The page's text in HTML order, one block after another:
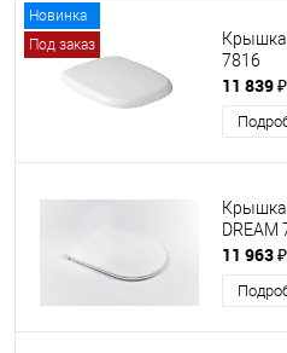
Новинка
Под заказ
Крышка
7816
11 839 ₽
Крышка
DREAM
11 963 ₽